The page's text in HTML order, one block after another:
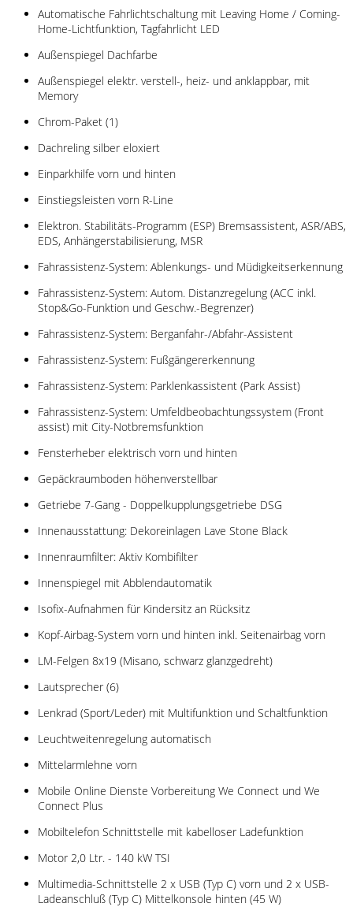
Automatische Fahrlichtschaltung mit Leaving Home / Coming-
Home-Lichtfunktion, Tagfahrlicht LED
Außenspiegel Dachfarbe
Außenspiegel elektr. verstell-, heiz- und anklappbar, mit
Memory
Chrom-Paket (1)
Dachreling silber eloxiert
Einparkhilfe vorn und hinten
Einstiegsleisten vorn R-Line
Elektron. Stabilitäts-Programm (ESP) Bremsassistent, ASR/ABS,
EDS, Anhängerstabilisierung, MSR
Fahrassistenz-System: Ablenkungs- und Müdigkeitserkennung
Fahrassistenz-System: Autom. Distanzregelung (ACC inkl.
Stop&Go-Funktion und Geschw.-Begrenzer)
Fahrassistenz-System: Berganfahr-/Abfahr-Assistent
Fahrassistenz-System: Fußgängererkennung
Fahrassistenz-System: Parklenkassistent (Park Assist)
Fahrassistenz-System: Umfeldbeobachtungssystem (Front
assist) mit City-Notbremsfunktion
Fensterheber elektrisch vorn und hinten
Gepäckraumboden höhenverstellbar
Getriebe 7-Gang - Doppelkupplungsgetriebe DSG
Innenausstattung: Dekoreinlagen Lave Stone Black
Innenraumfilter: Aktiv Kombifilter
Innenspiegel mit Abblendautomatik
Isofix-Aufnahmen für Kindersitz an Rücksitz
Kopf-Airbag-System vorn und hinten inkl. Seitenairbag vorn
LM-Felgen 8x19 (Misano, schwarz glanzgedreht)
Lautsprecher (6)
Lenkrad (Sport/Leder) mit Multifunktion und Schaltfunktion
Leuchtweitenregelung automatisch
Mittelarmlehne vorn
Mobile Online Dienste Vorbereitung We Connect und We
Connect Plus
Mobiltelefon Schnittstelle mit kabelloser Ladefunktion
Motor 2,0 Ltr. - 140 kW TSI
Multimedia-Schnittstelle 2 x USB (Typ C) vorn und 2 x USB-
Ladeanschluß (Typ C) Mittelkonsole hinten (45 W)